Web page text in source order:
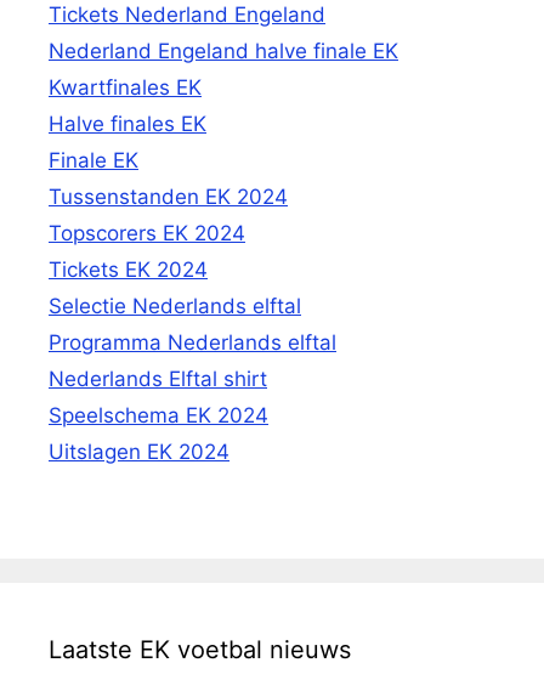
Tickets Nederland Engeland
Nederland Engeland halve finale EK
Kwartfinales EK
Halve finales EK
Finale EK
Tussenstanden EK 2024
Topscorers EK 2024
Tickets EK 2024
Selectie Nederlands elftal
Programma Nederlands elftal
Nederlands Elftal shirt
Speelschema EK 2024
Uitslagen EK 2024
Laatste EK voetbal nieuws